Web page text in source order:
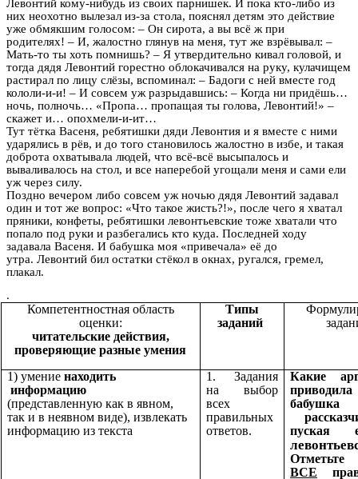
Левонтий кому-нибудь из своих парнишек. И пока кто-либо из
них неохотно вылезал из-за стола, пояснял детям это действие
уже обмякшим голосом: – Он сирота, а вы всё ж при
родителях! – И, жалостно глянув на меня, тут же взрёвывал: –
Мать-то ты хоть помнишь? – Я утвердительно кивал головой, и
тогда дядя Левонтий горестно облокачивался на руку, кулачищем
растирал по лицу слёзы, вспоминал: – Бадоги с ней вместе год
кололи-и-и! – И совсем уж разрыдавшись: – Когда ни придёшь…
ночь, полночь… «Пропа… пропащая ты голова, Левонтий!» –
скажет и… опохмели-и-ит…
Тут тётка Васеня, ребятишки дяди Левонтия и я вместе с ними
ударялись в рёв, и до того становилось жалостно в избе, и такая
доброта охватывала людей, что всё-всё высыпалось и
вываливалось на стол, и все наперебой угощали меня и сами ели
уж через силу.
Поздно вечером либо совсем уж ночью дядя Левонтий задавал
один и тот же вопрос: «Что такое жисть?!», после чего я хватал
пряники, конфеты, ребятишки левонтьевские тоже хватали что
попало под руки и разбегались кто куда. Последней ходу
задавала Васеня. И бабушка моя «привечала» её до
утра. Левонтий бил остатки стёкол в окнах, ругался, гремел,
плакал.
.
Компетентностная область
оценки:
читательские действия,
проверяющие разные умения
Типы
заданий
1) умение находить
информацию
(представленную как в явном,
так и в неявном виде), извлекать
информацию из текста
1. Задания
на выбор
всех
правильных
ответов.
Какие
приводила
бабушка
пуская
Отметьте
ВСЕ